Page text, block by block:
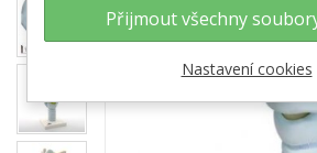
Přijmout všechny
Nastavení cookies